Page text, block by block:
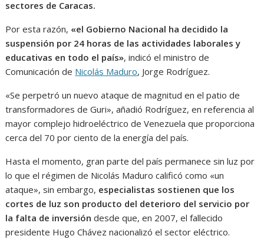
sectores de Caracas.
Por esta razón, «el Gobierno Nacional ha decidido la
suspensión por 24 horas de las actividades laborales y
educativas en todo el país», indicó el ministro de
Comunicación de Nicolás Maduro, Jorge Rodríguez.
«Se perpetró un nuevo ataque de magnitud en el patio de
transformadores de Guri», añadió Rodríguez, en referencia al
mayor complejo hidroeléctrico de Venezuela que proporciona
cerca del 70 por ciento de la energía del país.
Hasta el momento, gran parte del país permanece sin luz por
lo que el régimen de Nicolás Maduro calificó como «un
ataque», sin embargo, especialistas sostienen que los
cortes de luz son producto del deterioro del servicio por
la falta de inversión desde que, en 2007, el fallecido
presidente Hugo Chávez nacionalizó el sector eléctrico.